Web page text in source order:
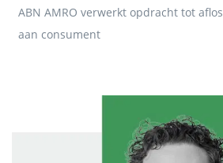
ABN AMRO verwerkt opdracht tot
aan consument